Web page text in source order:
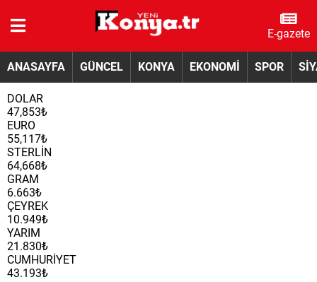
E-gazete
ANASAYFA GÜNCEL KONYA EKONOMİ SPOR
DOLAR
47,853₺
EURO
55,117₺
STERLİN
64,668₺
GRAM
6.663₺
ÇEYREK
10.949₺
YARIM
21.830₺
CUMHURİYET
43.193₺